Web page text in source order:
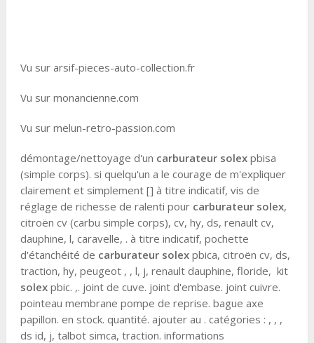
Vu sur arsif-pieces-auto-collection.fr
Vu sur monancienne.com
Vu sur melun-retro-passion.com
démontage/nettoyage d'un carburateur solexpbisa
(simple corps). si quelqu'un a le courage de m'expliquer
clairement et simplement [] à titre indicatif, vis de
réglage de richesse de ralenti pour carburateur solex,
citroën cv (carbu simple corps), cv, hy, ds, renault cv,
dauphine, l, caravelle, . à titre indicatif, pochette
d'étanchéité de carburateur solexpbica, citroën cv, ds,
traction, hy, peugeot , , l, j, renault dauphine, floride, kit
solexpbic. ,. joint de cuve. joint d'embase. joint cuivre.
pointeau membrane pompe de reprise. bague axe
papillon. en stock. quantité. ajouter au . catégories : , , ,
ds id, j, talbot simca, traction. informations